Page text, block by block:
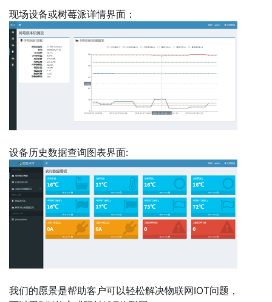
现场设备或树莓派详情界面：
设备历史数据查询图表界面:
我们的愿景是帮助客户可以轻松解决物联网IOT问题，